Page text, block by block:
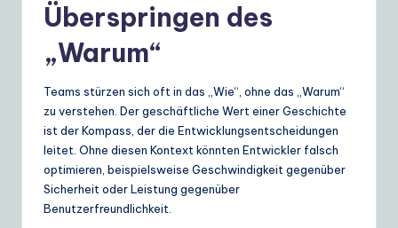
Überspringen des
„Warum“
Teams stürzen sich oft in das „Wie“, ohne das „Warum“
zu verstehen. Der geschäftliche Wert einer Geschichte
ist der Kompass, der die Entwicklungsentscheidungen
leitet. Ohne diesen Kontext könnten Entwickler falsch
optimieren, beispielsweise Geschwindigkeit gegenüber
Sicherheit oder Leistung gegenüber
Benutzerfreundlichkeit.